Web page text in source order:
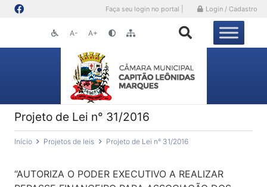
Faça seu login no portal | Login / Cadastro
A- A+
Projeto de Lei n° 31/2016
Início Projetos de leis Projeto de Lei n° 31/2016
“AUTORIZA O PODER EXECUTIVO A REALIZAR